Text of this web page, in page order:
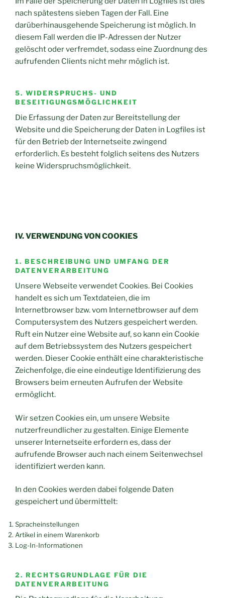
nach spätestens sieben Tagen der Fall. Eine
darüberhinausgehende Speicherung ist möglich. In
diesem Fall werden die IP-Adressen der Nutzer
gelöscht oder verfremdet, sodass eine Zuordnung des
aufrufenden Clients nicht mehr möglich ist.
5. WIDERSPRUCHS- UND
BESEITIGUNGSMÖGLICHKEIT
Die Erfassung der Daten zur Bereitstellung der
Website und die Speicherung der Daten in Logfiles ist
für den Betrieb der Internetseite zwingend
erforderlich. Es besteht folglich seitens des Nutzers
keine Widerspruchsmöglichkeit.
IV. VERWENDUNG VON COOKIES
1. BESCHREIBUNG UND UMFANG DER
DATENVERARBEITUNG
Unsere Webseite verwendet Cookies. Bei Cookies
handelt es sich um Textdateien, die im
Internetbrowser bzw. vom Internetbrowser auf dem
Computersystem des Nutzers gespeichert werden.
Ruft ein Nutzer eine Website auf, so kann ein Cookie
auf dem Betriebssystem des Nutzers gespeichert
werden. Dieser Cookie enthält eine charakteristische
Zeichenfolge, die eine eindeutige Identifizierung des
Browsers beim erneuten Aufrufen der Website
ermöglicht.
Wir setzen Cookies ein, um unsere Website
nutzerfreundlicher zu gestalten. Einige Elemente
unserer Internetseite erfordern es, dass der
aufrufende Browser auch nach einem Seitenwechsel
identifiziert werden kann.
In den Cookies werden dabei folgende Daten
gespeichert und übermittelt:
Spracheinstellungen
Artikel in einem Warenkorb
Log-In-Informationen
2. RECHTSGRUNDLAGE FÜR DIE
DATENVERARBEITUNG